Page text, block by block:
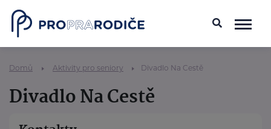
Domů Aktivity pro seniory Divadlo Na Cestě
Divadlo Na Cestě